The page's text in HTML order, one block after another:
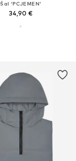
Šal 'PCJEMEN'
34,90 €